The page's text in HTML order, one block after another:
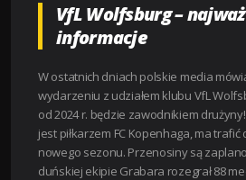
VfL Wolfsburg –
informacje
W ostatnich dniach polskie media
wydarzeniu z udziałem klubu VfL
od 2024 r. będzie zawodnikiem
jest piłkarzem FC Kopenhaga, ma
nowego sezonu. Przenosiny są
duńskiej ekipie Grabara rozegrał 88